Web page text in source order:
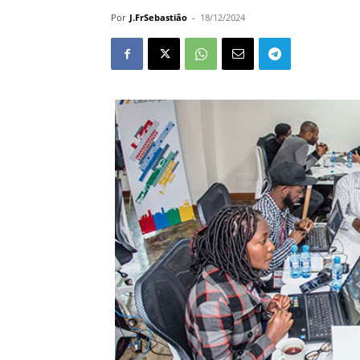
Por J.FrSebastião - 18/12/2024